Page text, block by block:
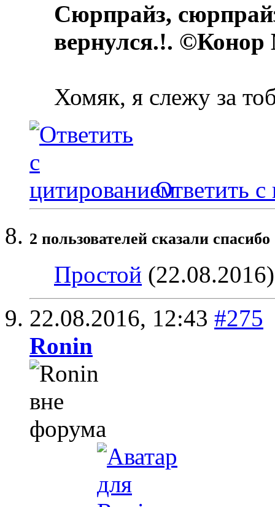
Сюрпрайз,
вернулся.!.
Хомяк, я слежу за
Ответить с
2 пользователей сказали
Простой
22.08.2016, 12:43 #275
Ronin